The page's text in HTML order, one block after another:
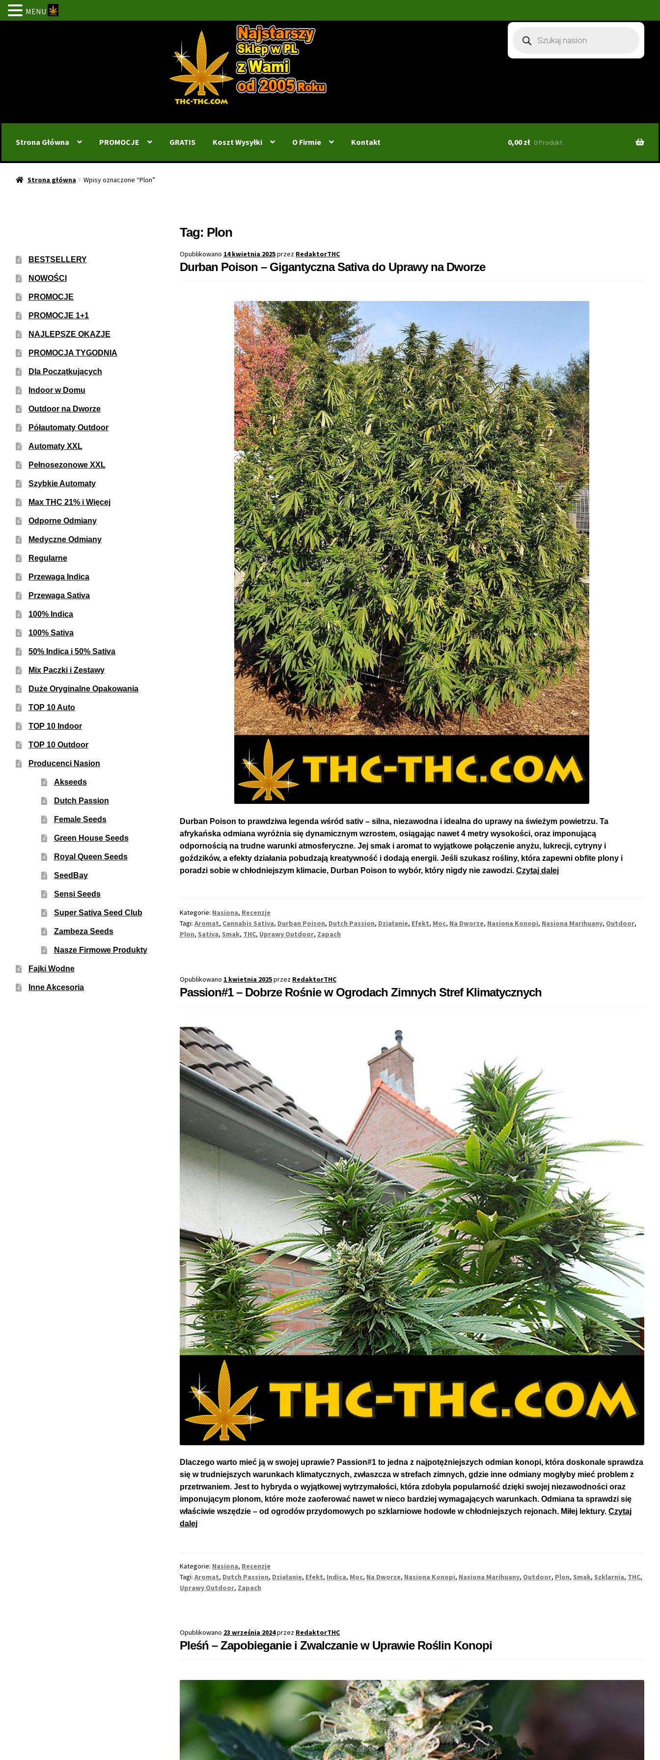
produktów
Strona Główna PROMOCJE GRATIS Koszt Wysyłki O Firmie Kontakt 0,00zł 0 Produkt
Strona główna Wpisy oznaczone “Plon”
Tag: Plon
Opublikowano 14 kwietnia 2025przez RedaktorTHC
Durban Poison – Gigantyczna Sativa do Uprawy na Dworze
Durban Poison to prawdziwa legenda wśród sativ – silna, niezawodna i idealna do uprawy na świeżym powietrzu. Ta
afrykańska odmiana wyróżnia się dynamicznym wzrostem, osiągając nawet 4 metry wysokości, oraz imponującą
odpornością na trudne warunki atmosferyczne. Jej smak i aromat to wyjątkowe połączenie anyżu, lukrecji, cytryny i
goździków, a efekty działania pobudzają kreatywność i dodają energii. Jeśli szukasz rośliny, która zapewni obfite plony i
poradzi sobie w chłodniejszym klimacie, Durban Poison to wybór, który nigdy nie zawodzi. Czytaj dalejDurban
Kategorie: Nasiona, Recenzje
Tagi: Aromat, Cannabis Sativa, Durban Poison, Dutch Passion, Działanie, Efekt, Moc, Na Dworze, Nasiona Konopi, Nasiona Marihuany, Outdoor,
Plon, Sativa, Smak, THC, Uprawy Outdoor, Zapach
Opublikowano 1 kwietnia 2025przez RedaktorTHC
Passion#1 – Dobrze Rośnie w Ogrodach Zimnych Stref Klimatycznych
Dlaczego warto mieć ją w swojej uprawie? Passion#1 to jedna z najpotężniejszych odmian konopi, która doskonale sprawdza
się w trudniejszych warunkach klimatycznych, zwłaszcza w strefach zimnych, gdzie inne odmiany mogłyby mieć problem z
przetrwaniem. Jest to hybryda o wyjątkowej wytrzymałości, która zdobyła popularność dzięki swojej niezawodności oraz
imponującym plonom, które może zaoferować nawet w nieco bardziej wymagających warunkach. Odmiana ta sprawdzi się
właściwie wszędzie – od ogrodów przydomowych po szklarniowe hodowle w chłodniejszych rejonach. Miłej lektury. Czytaj
dalejPassion#1
w
Ogrodach
Kategorie: Nasiona, Recenzje
Tagi: Aromat, Dutch Passion, Działanie, Efekt, Indica, Moc, Na Dworze, Nasiona Konopi, Nasiona Marihuany, Outdoor, Plon, Smak, Szklarnia, THC,
Uprawy Outdoor, Zapach
Opublikowano 23 września 2024przez RedaktorTHC
Pleśń – Zapobieganie i Zwalczanie w Uprawie Roślin Konopi
BESTSELLERY
NOWOŚCI
PROMOCJE
PROMOCJE 1+1
NAJLEPSZE OKAZJE
PROMOCJA TYGODNIA
Dla Początkujących
Indoor w Domu
Outdoor na Dworze
Półautomaty Outdoor
Automaty XXL
Pełnosezonowe XXL
Szybkie Automaty
Max THC 21% i Więcej
Odporne Odmiany
Medyczne Odmiany
Regularne
Przewaga Indica
Przewaga Sativa
100% Indica
100% Sativa
50% Indica i 50% Sativa
Mix Paczki i Zestawy
Duże Oryginalne Opakowania
TOP 10 Auto
TOP 10 Indoor
TOP 10 Outdoor
Producenci Nasion
Akseeds
Dutch Passion
Female Seeds
Green House Seeds
Royal Queen Seeds
SeedBay
Sensi Seeds
Super Sativa Seed Club
Zambeza Seeds
Nasze Firmowe Produkty
Fajki Wodne
Inne Akcesoria
MENU